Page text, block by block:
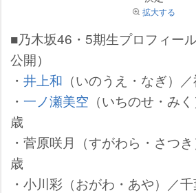
拡大する
■乃木坂46・5期生プロフィー
公開）
・ 井上和 （いのうえ・なぎ）
・ 一ノ瀬美空 （いちのせ・み
歳
・菅原咲月（すがわら・さつ
歳
・小川彩（おがわ・あや）／